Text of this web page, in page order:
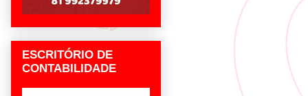
ESCRITÓRIO DE
CONTABILIDADE